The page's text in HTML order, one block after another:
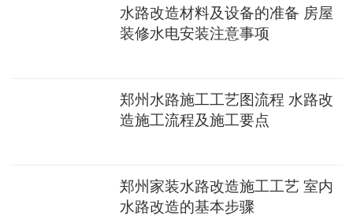
水路改造材料及设备的准备 房屋
装修水电安装注意事项
郑州水路施工工艺图流程 水路改
造施工流程及施工要点
郑州家装水路改造施工工艺 室内
水路改造的基本步骤